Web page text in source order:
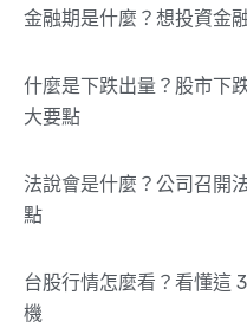
金融期是什麼？想投資金
什麼是下跌出量？股市下
大要點
法說會是什麼？公司召開
點
台股行情怎麼看？看懂這
機